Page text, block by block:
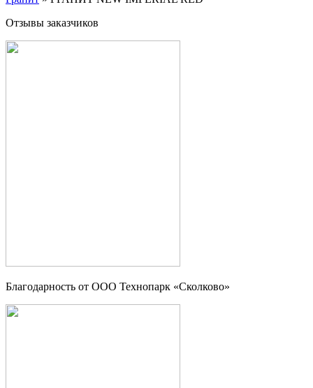
Отзывы заказчиков
Благодарность от OOO Технопарк «Сколково»